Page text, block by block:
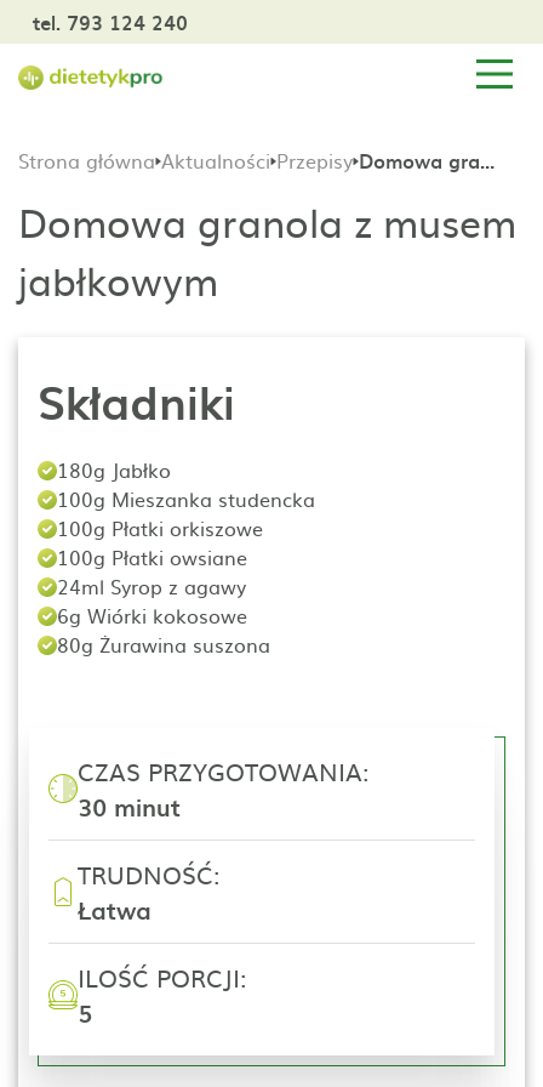
tel. 793 124 240
Strona główna Aktualności Przepisy Domowa granola z musem jabłkowym
Domowa granola z musem
jabłkowym
Składniki
180g Jabłko
100g Mieszanka studencka
100g Płatki orkiszowe
100g Płatki owsiane
24ml Syrop z agawy
6g Wiórki kokosowe
80g Żurawina suszona
CZAS PRZYGOTOWANIA:
30 minut
TRUDNOŚĆ:
Łatwa
ILOŚĆ PORCJI:
5